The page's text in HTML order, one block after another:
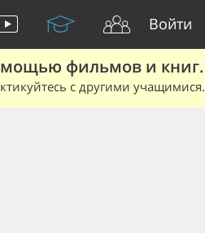
Войти
фильмов и книг.
с другими учащимися.